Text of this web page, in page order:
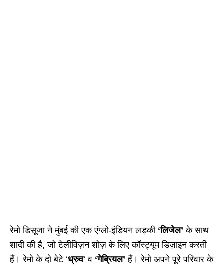
रेमो डिसूजा ने मुंबई की एक एंग्लो-इंडियन लड़की ‘लिजेल’ के साथ
शादी की है, जो टेलीविज़न शोज़ के लिए कॉस्ट्यूम डिज़ाइन करती
हैं। रेमो के दो बेटे ‘ध्रुव‘ व ‘गेब्रियल’हैं। रेमो अपने पूरे परिवार के